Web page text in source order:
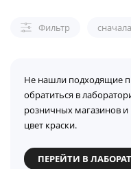
Фильтр
Не нашли подходящие
обратиться в
розничных магазинов
цвет краски.
ПЕРЕЙТИ В